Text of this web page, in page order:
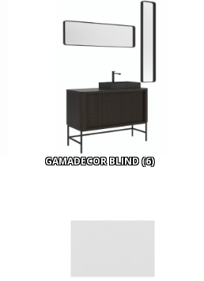
GAMADECOR BLIND(6)